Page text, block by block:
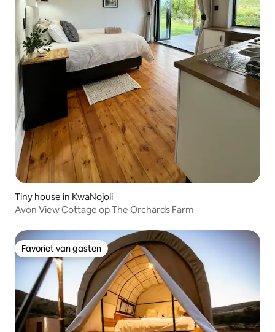
Tiny house in KwaNojoli
Avon View Cottage op The Orchards Farm
Favoriet van gasten
Favoriet van gasten